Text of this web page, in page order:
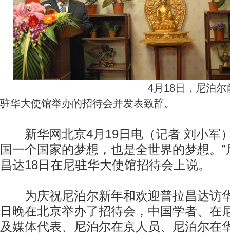
4月18日，尼泊
驻华大使馆举办的招待会并发表致辞。
新华网北京4月19日电（记者 刘小军
国一个国家的梦想，也是全世界的梦想。
昌达18日在尼驻华大使馆招待会上说。
为庆祝尼泊尔新年和欢迎普拉昌达访
日晚在北京举办了招待会，中国学者、在
及媒体代表、尼泊尔在京人员、尼泊尔在